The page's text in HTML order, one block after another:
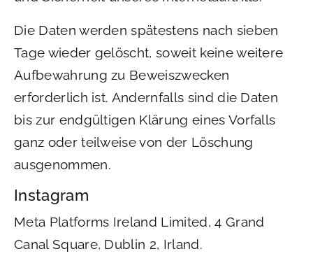
Die Daten werden spätestens nach sieben
Tage wieder gelöscht, soweit keine weitere
Aufbewahrung zu Beweiszwecken
erforderlich ist. Andernfalls sind die Daten
bis zur endgültigen Klärung eines Vorfalls
ganz oder teilweise von der Löschung
ausgenommen.
Instagram
Meta Platforms Ireland Limited, 4 Grand
Canal Square, Dublin 2, Irland.